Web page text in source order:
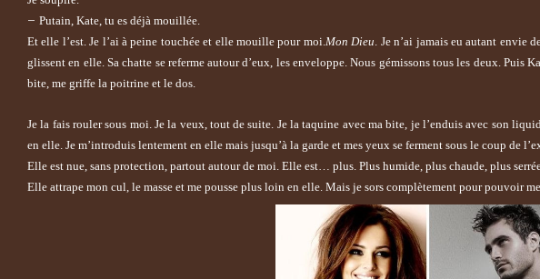
– Putain, Kate, tu es déjà mouillée.
Et elle l’est. Je l’ai à peine touchée et elle mouille pour moi.Mon Dieu. Je n’ai jamais eu autant envie
glissent en elle. Sa chatte se referme autour d’eux, les enveloppe. Nous gémissons tous les deux. Puis
bite, me griffe la poitrine et le dos.
Je la fais rouler sous moi. Je la veux, tout de suite. Je la taquine avec ma bite, je l’enduis avec son
en elle. Je m’introduis lentement en elle mais jusqu’à la garde et mes yeux se ferment sous le coup de
Elle est nue, sans protection, partout autour de moi. Elle est… plus. Plus humide, plus chaude, plus
Elle attrape mon cul, le masse et me pousse plus loin en elle. Mais je sors complètement pour pouvoir